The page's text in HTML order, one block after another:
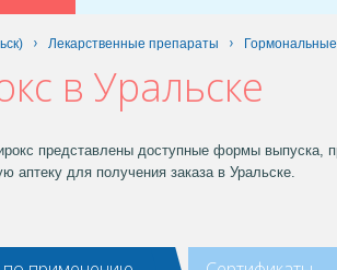
Лекарственные препараты
в Уральске
представлены доступные формы выпуска,
аптеку для получения заказа в Уральске.